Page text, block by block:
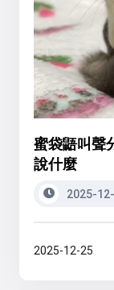
蜜袋鼯叫聲
說什麼
2025-
2025-12-25